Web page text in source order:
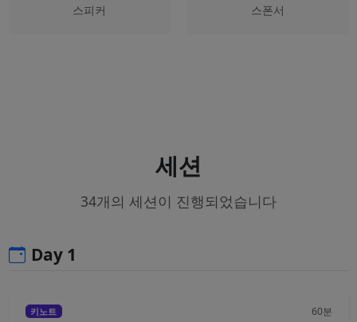
스피커 스폰서
세션
34개의 세션이 진행되었습니다
Day 1
키노트 60분